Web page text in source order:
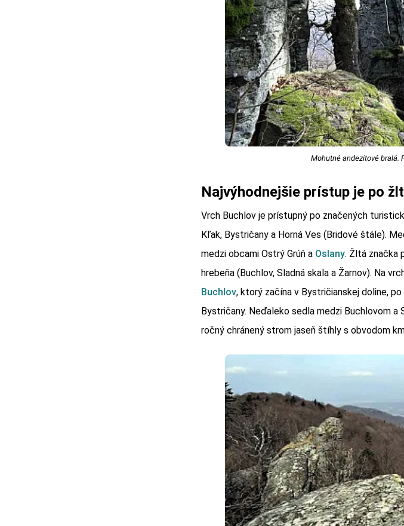
Mohutné andezitové bralá.
Najvýhodnejšie prístup je po
Vrch Buchlov je prístupný po značených
Kľak, Bystričany a Horná Ves (Bridové štále).
medzi obcami Ostrý Grúň a Oslany. Žltá značka
hrebeňa (Buchlov, Sladná skala a Žarnov). Na
Buchlov, ktorý začína v Bystričianskej doline,
Bystričany. Neďaleko sedla medzi Buchlovom
ročný chránený strom jaseň štíhly s obvodom